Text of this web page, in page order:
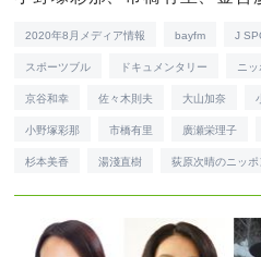
2020年8月メディア情報 bayfm J
スポーツブル ドキュメンタリー ニ
京谷和幸 佐々木則夫 大山加奈
小野塚彩那 市橋有里 廣瀬栄理子
杉本美香 湯淺直樹 荻原次晴のニッポ